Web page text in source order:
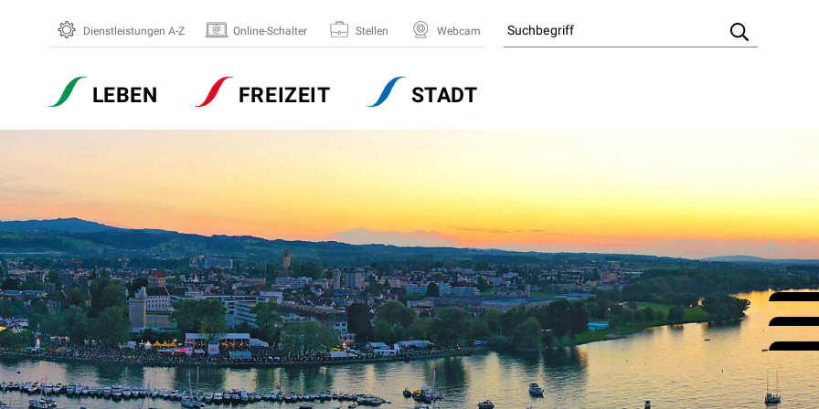
Dienstleistungen A-Z Online-Schalter Stellen Webcam Suchbegriff
Suche
Hauptnavigation
LEBEN FREIZEIT STADT